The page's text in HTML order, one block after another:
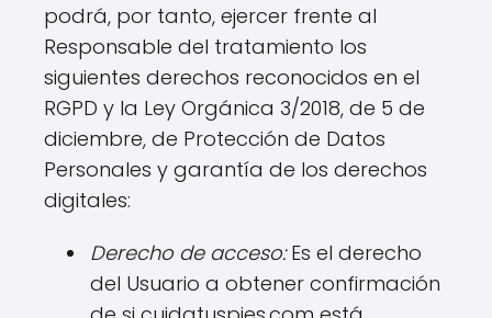
podrá, por tanto, ejercer frente al
Responsable del tratamiento los
siguientes derechos reconocidos en el
RGPD y la Ley Orgánica 3/2018, de 5 de
diciembre, de Protección de Datos
Personales y garantía de los derechos
digitales:
Derecho de acceso:Es el derecho
del Usuario a obtener confirmación